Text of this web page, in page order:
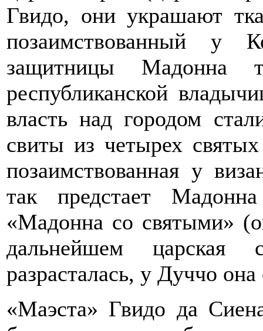
Гвидо, они украшают
позаимствованный у
защитницы Мадонна
республиканской
власть над городом
свиты из четырех
позаимствованная у
так предстает
«Мадонна со святыми»
дальнейшем
разрасталась, у Дуччо
«Маэста» Гвидо да